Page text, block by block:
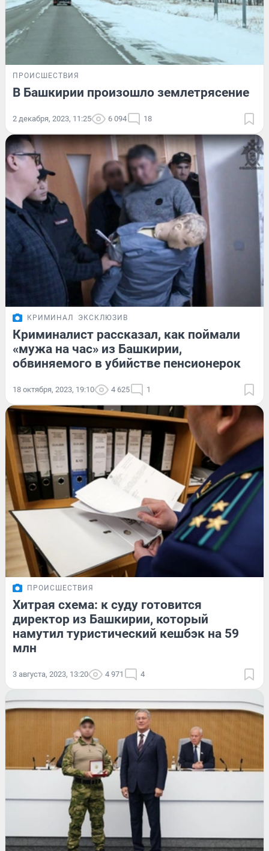
ПРОИСШЕСТВИЯ
В Башкирии произошло землетрясение
2 декабря, 2023, 11:25 6 094 18
КРИМИНАЛ ЭКСКЛЮЗИВ
Криминалист рассказал, как поймали
«мужа на час» из Башкирии,
обвиняемого в убийстве пенсионерок
18 октября, 2023, 19:10 4 625 1
ПРОИСШЕСТВИЯ
Хитрая схема: к суду готовится
директор из Башкирии, который
намутил туристический кешбэк на 59
млн
3 августа, 2023, 13:20 4 971 4